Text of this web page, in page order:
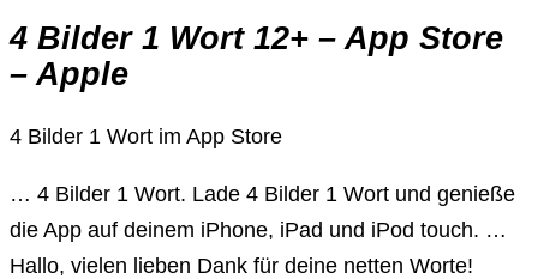
4 Bilder 1 Wort 12+ – App Store
– Apple
‎4 Bilder 1 Wort im App Store
… 4 Bilder 1 Wort. Lade 4 Bilder 1 Wort und genieße
die App auf deinem iPhone, iPad und iPod touch. …
Hallo, vielen lieben Dank für deine netten Worte!